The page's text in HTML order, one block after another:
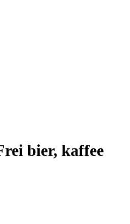
bier, kaffee